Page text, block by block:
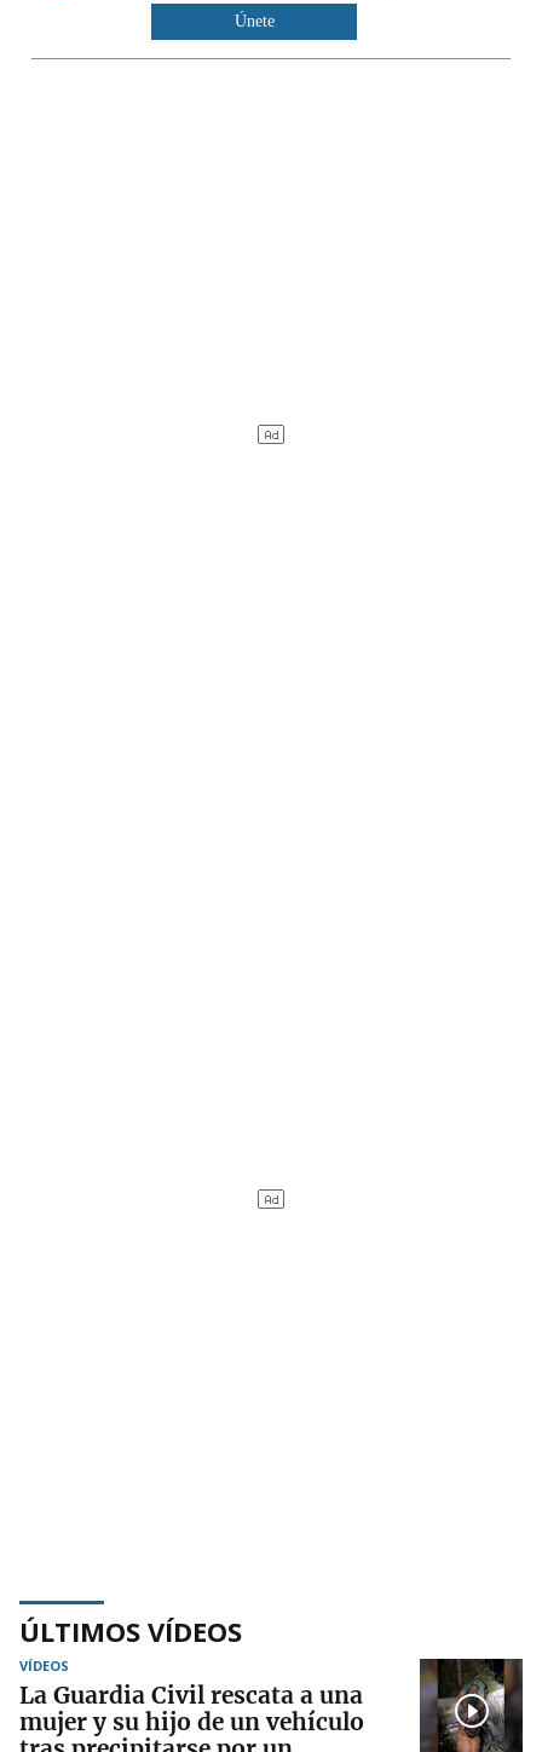
Únete
ÚLTIMOS VÍDEOS
VÍDEOS
La Guardia Civil rescata a una
mujer y su hijo de un vehículo